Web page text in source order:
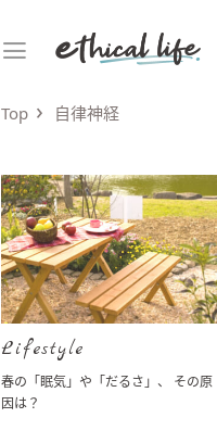
Top 自律神経
Lifestyle
春の「眠気」や「だるさ」、 その原
因は？